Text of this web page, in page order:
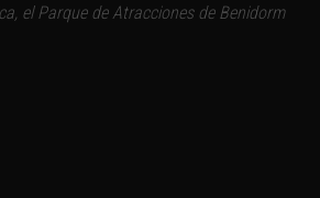
el Parque de Atracciones de Benidorm